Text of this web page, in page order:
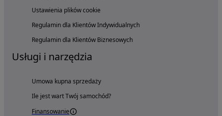
Ustawienia plików cookie
Regulamin dla Klientów Indywidualnych
Regulamin dla Klientów Biznesowych
Usługi i narzędzia
Umowa kupna sprzedaży
Ile jest wart Twój samochód?
Finansowanie